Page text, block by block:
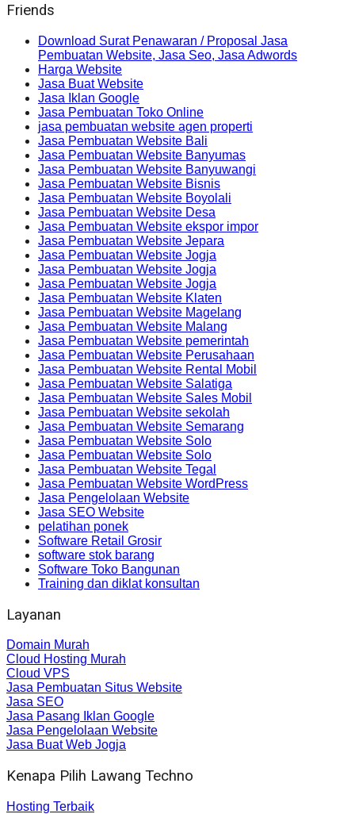
Friends
Download Surat Penawaran / Proposal Jasa
Pembuatan Website, Jasa Seo, Jasa Adwords
Harga Website
Jasa Buat Website
Jasa Iklan Google
Jasa Pembuatan Toko Online
jasa pembuatan website agen properti
Jasa Pembuatan Website Bali
Jasa Pembuatan Website Banyumas
Jasa Pembuatan Website Banyuwangi
Jasa Pembuatan Website Bisnis
Jasa Pembuatan Website Boyolali
Jasa Pembuatan Website Desa
Jasa Pembuatan Website ekspor impor
Jasa Pembuatan Website Jepara
Jasa Pembuatan Website Jogja
Jasa Pembuatan Website Jogja
Jasa Pembuatan Website Jogja
Jasa Pembuatan Website Klaten
Jasa Pembuatan Website Magelang
Jasa Pembuatan Website Malang
Jasa Pembuatan Website pemerintah
Jasa Pembuatan Website Perusahaan
Jasa Pembuatan Website Rental Mobil
Jasa Pembuatan Website Salatiga
Jasa Pembuatan Website Sales Mobil
Jasa Pembuatan Website sekolah
Jasa Pembuatan Website Semarang
Jasa Pembuatan Website Solo
Jasa Pembuatan Website Solo
Jasa Pembuatan Website Tegal
Jasa Pembuatan Website WordPress
Jasa Pengelolaan Website
Jasa SEO Website
pelatihan ponek
Software Retail Grosir
software stok barang
Software Toko Bangunan
Training dan diklat konsultan
Layanan
Domain Murah
Cloud Hosting Murah
Cloud VPS
Jasa Pembuatan Situs Website
Jasa SEO
Jasa Pasang Iklan Google
Jasa Pengelolaan Website
Jasa Buat Web Jogja
Kenapa Pilih Lawang Techno
Hosting Terbaik